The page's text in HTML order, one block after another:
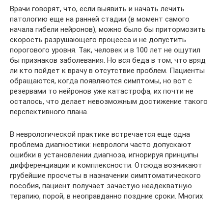
Врачи говорят, что, если выявить и начать лечить
патологию еще на ранней стадии (в момент самого
начала гибели нейронов), можно было бы притормозить
скорость разрушающего процесса и не допустить
порогового уровня. Так, человек и в 100 лет не ощутил
бы признаков заболевания. Но вся беда в том, что вряд
ли кто пойдет к врачу в отсутствие проблем. Пациенты
обращаются, когда появляются симптомы, но вот с
резервами то нейронов уже катастрофа, их почти не
осталось, что делает невозможным достижение такого
перспективного плана.
В неврологической практике встречается еще одна
проблема диагностики: неврологи часто допускают
ошибки в установлении диагноза, игнорируя принципы
дифференциации и комплексности. Отсюда возникают
грубейшие просчеты в назначении симптоматического
пособия, пациент получает зачастую неадекватную
терапию, порой, в неоправданно поздние сроки. Многих